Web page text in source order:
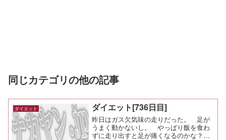
同じカテゴリの他の記事
ダイエット ダイエット[736日目]
昨日はガス欠気味の走りだった。 足が
うまく動かないし。 やっぱり飯を食わ
ずに走り出すと足が痛くなるのかな？